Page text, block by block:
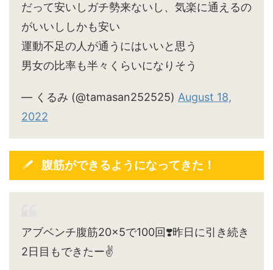
だって安いしガチ勢来ないし、気楽に通えるの
がいいししかも安い
運動不足の人が通うにはいいと思う
男女の比率も半々くらいになりそう
— くるみ (@tamasan252525) August 18,
2022
腹筋ができるようになってきた！
アブベンチ腹筋20×5で100回❣️昨日に引き続き
2日目もできたー✌️